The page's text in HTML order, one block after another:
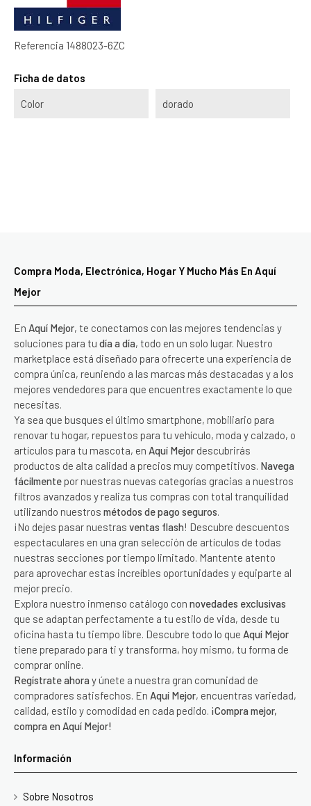
Referencia 1488023-6ZC
Ficha de datos
Color dorado
Compra Moda, Electrónica, Hogar Y Mucho Más En Aquí
Mejor
En Aquí Mejor, te conectamos con las mejores tendencias y
soluciones para tu día a día, todo en un solo lugar. Nuestro
marketplace está diseñado para ofrecerte una experiencia de
compra única, reuniendo a las marcas más destacadas y a los
mejores vendedores para que encuentres exactamente lo que
necesitas.
Ya sea que busques el último smartphone, mobiliario para
renovar tu hogar, repuestos para tu vehículo, moda y calzado, o
artículos para tu mascota, en Aquí Mejor descubrirás
productos de alta calidad a precios muy competitivos. Navega
fácilmente por nuestras nuevas categorías gracias a nuestros
filtros avanzados y realiza tus compras con total tranquilidad
utilizando nuestros métodos de pago seguros.
¡No dejes pasar nuestras ventas flash! Descubre descuentos
espectaculares en una gran selección de artículos de todas
nuestras secciones por tiempo limitado. Mantente atento
para aprovechar estas increíbles oportunidades y equiparte al
mejor precio.
Explora nuestro inmenso catálogo con novedades exclusivas
que se adaptan perfectamente a tu estilo de vida, desde tu
oficina hasta tu tiempo libre. Descubre todo lo que Aquí Mejor
tiene preparado para ti y transforma, hoy mismo, tu forma de
comprar online.
Regístrate ahora y únete a nuestra gran comunidad de
compradores satisfechos. En Aquí Mejor, encuentras variedad,
calidad, estilo y comodidad en cada pedido. ¡Compra mejor,
compra en Aquí Mejor!
Información
Sobre Nosotros